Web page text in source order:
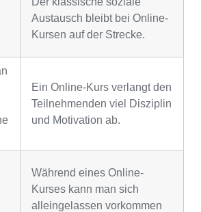
Austausch bleibt bei Online-
Kursen auf der Strecke.
Ein Online-Kurs verlangt den
Teilnehmenden viel Disziplin
und Motivation ab.
Während eines Online-
Kurses kann man sich
alleingelassen vorkommen